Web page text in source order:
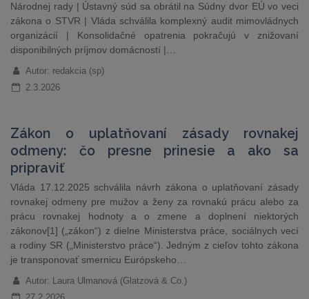
Národnej rady | Ústavný súd sa obrátil na Súdny dvor EÚ vo veci
zákona o STVR | Vláda schválila komplexný audit mimovládnych
organizácií | Konsolidačné opatrenia pokračujú v znižovaní
disponibilných príjmov domácností |…
Autor: redakcia (sp)
2.3.2026
Zákon o uplatňovaní zásady rovnakej
odmeny: čo presne prinesie a ako sa
pripraviť
Vláda 17.12.2025 schválila návrh zákona o uplatňovaní zásady
rovnakej odmeny pre mužov a ženy za rovnakú prácu alebo za
prácu rovnakej hodnoty a o zmene a doplnení niektorých
zákonov[1] („zákon“) z dielne Ministerstva práce, sociálnych vecí
a rodiny SR („Ministerstvo práce“). Jedným z cieľov tohto zákona
je transponovať smernicu Európskeho…
Autor: Laura Ulmanová (Glatzová & Co.)